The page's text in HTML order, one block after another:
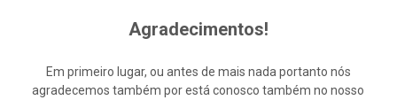
Agradecimentos!
Em primeiro lugar, ou antes de mais nada portanto nós
agradecemos também por está conosco também no nosso